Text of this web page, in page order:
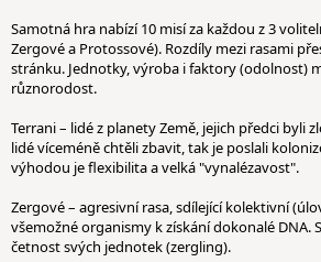
Samotná hra nabízí 10 misí za každou z 3
Zergové a Protossové). Rozdíly mezi rasami
stránku. Jednotky, výroba i faktory (odolnost)
různorodost.
Terrani – lidé z planety Země, jejich předci byli
lidé víceméně chtěli zbavit, tak je poslali
výhodou je flexibilita a velká "vynalézavost".
Zergové – agresivní rasa, sdílející kolektivní
všemožné organismy k získání dokonalé DNA.
četnost svých jednotek (zergling).